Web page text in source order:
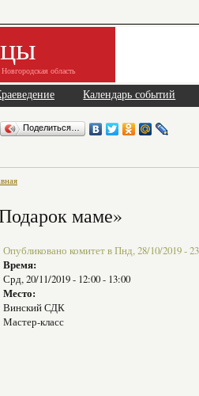
область
Календарь событий
Поделиться…
маме»
Опубликовано комитет в Пнд, 28/10/2019 -
Время:
Срд, 20/11/2019 - 12:00- 13:00
Место:
Винский СДК
Мастер-класс